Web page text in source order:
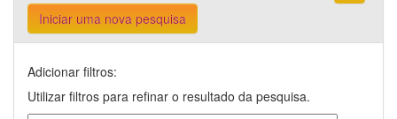
Iniciar uma nova pesquisa
Adicionar filtros:
Utilizar filtros para refinar o resultado da pesquisa.